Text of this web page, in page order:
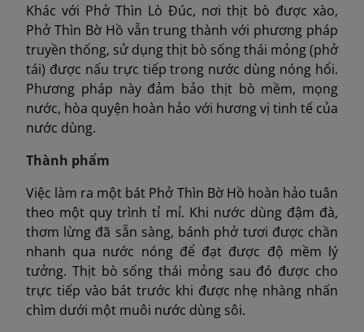
Khác với Phở Thìn Lò Đúc, nơi thịt bò được xào,
Phở Thìn Bờ Hồ vẫn trung thành với phương pháp
truyền thống, sử dụng thịt bò sống thái mỏng (phở
tái) được nấu trực tiếp trong nước dùng nóng hổi.
Phương pháp này đảm bảo thịt bò mềm, mọng
nước, hòa quyện hoàn hảo với hương vị tinh tế của
nước dùng.
Thành phẩm
Việc làm ra một bát Phở Thìn Bờ Hồ hoàn hảo tuân
theo một quy trình tỉ mỉ. Khi nước dùng đậm đà,
thơm lừng đã sẵn sàng, bánh phở tươi được chần
nhanh qua nước nóng để đạt được độ mềm lý
tưởng. Thịt bò sống thái mỏng sau đó được cho
trực tiếp vào bát trước khi được nhẹ nhàng nhấn
chìm dưới một muôi nước dùng sôi.